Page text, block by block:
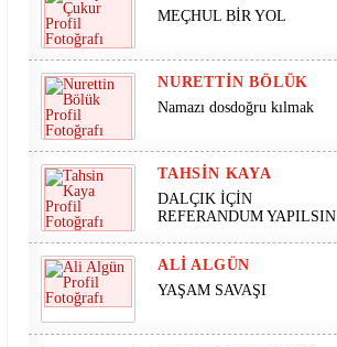
MEÇHUL BİR YOL
NURETTIN BÖLÜK
Namazı dosdoğru kılmak
TAHSIN KAYA
DALÇIK İÇİN
REFERANDUM YAPILSIN
ALI ALGÜN
YAŞAM SAVAŞI